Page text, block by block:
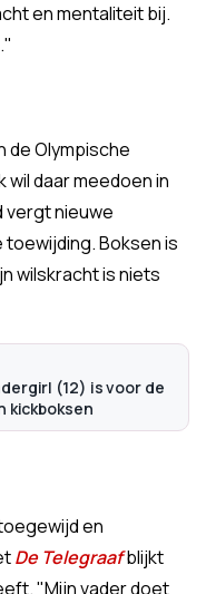
en mentaliteit bij.
de Olympische
wil daar meedoen in
vergt nieuwe
Boksen is
wilskracht is niets
(12) is voor de
kickboksen
en
De Telegraafblijkt
"Mijn vader doet